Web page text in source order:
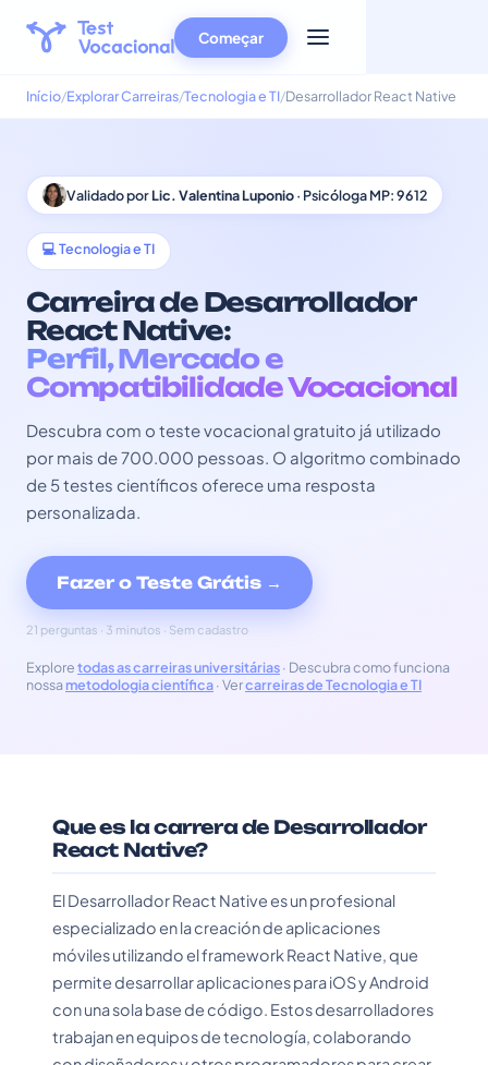
Começar
Início Explorar Carreiras Tecnologia e TI Desarrollador React Native
Validado porLic. Valentina Luponio· Psicóloga MP: 9612
💻 Tecnologia e TI
Carreira de Desarrollador
React Native:
Perfil, Mercado e
Compatibilidade Vocacional
Descubra com o teste vocacional gratuito já utilizado
por mais de 700.000 pessoas. O algoritmo combinado
de 5 testes científicos oferece uma resposta
personalizada.
Fazer o Teste Grátis →
21 perguntas · 3 minutos · Sem cadastro
Exploretodas as carreiras universitárias· Descubra como funciona
nossa metodologia científica· Vercarreiras de Tecnologia e TI
Que es la carrera de Desarrollador
React Native?
El Desarrollador React Native es un profesional
especializado en la creación de aplicaciones
móviles utilizando el framework React Native, que
permite desarrollar aplicaciones para iOS y Android
con una sola base de código. Estos desarrolladores
trabajan en equipos de tecnología, colaborando